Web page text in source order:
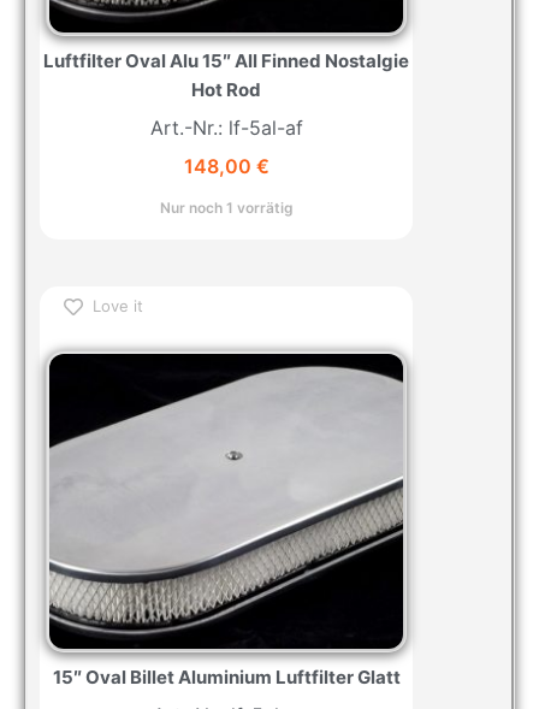
Luftfilter Oval Alu 15″ All Finned Nostalgie
Hot Rod
Art.-Nr.: lf-5al-af
148,00 €
Nur noch 1 vorrätig
Love it
15″ Oval Billet Aluminium Luftfilter Glatt